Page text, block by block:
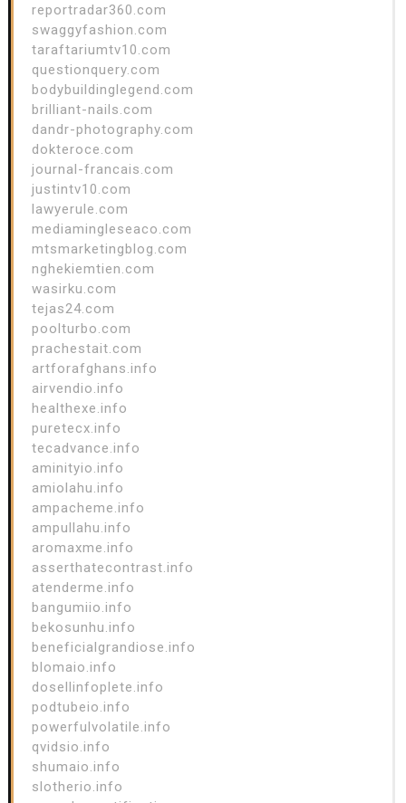
reportradar360.com
swaggyfashion.com
taraftariumtv10.com
questionquery.com
bodybuildinglegend.com
brilliant-nails.com
dandr-photography.com
dokteroce.com
journal-francais.com
justintv10.com
lawyerule.com
mediamingleseaco.com
mtsmarketingblog.com
nghekiemtien.com
wasirku.com
tejas24.com
poolturbo.com
prachestait.com
artforafghans.info
airvendio.info
healthexe.info
puretecx.info
tecadvance.info
aminityio.info
amiolahu.info
ampacheme.info
ampullahu.info
aromaxme.info
asserthatecontrast.info
atenderme.info
bangumiio.info
bekosunhu.info
beneficialgrandiose.info
blomaio.info
dosellinfoplete.info
podtubeio.info
powerfulvolatile.info
qvidsio.info
shumaio.info
slotherio.info